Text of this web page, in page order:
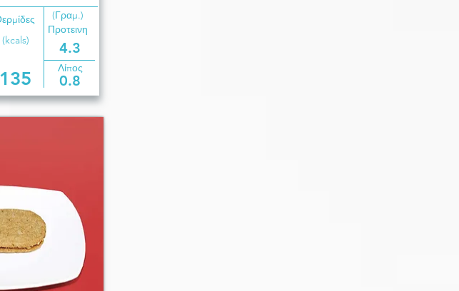
(kcals)
Προτεινη
4.3
(Γραμ.)
135 Λίπος
0.8